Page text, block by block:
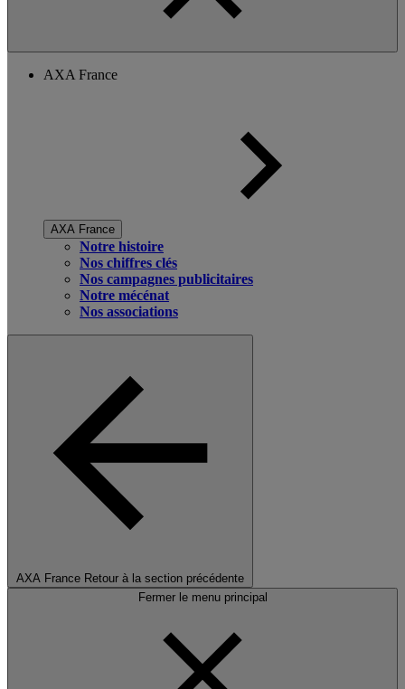
AXA France
AXA France
Notre histoire
Nos chiffres clés
Nos campagnes publicitaires
Notre mécénat
Nos associations
AXA France Retour à la section précédente
Fermer le menu principal